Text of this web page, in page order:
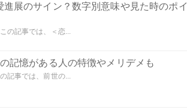
展のサイン？数字別意味や見た時のポイ
の記事では、＜恋...
記憶がある人の特徴やメリデメも
記事では、前世の...